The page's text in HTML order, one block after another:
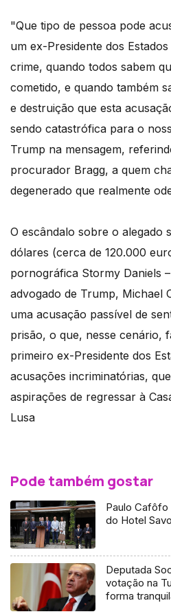
"Que tipo de pessoa pode
um ex-Presidente dos
crime, quando todos sabem
cometido, e quando também
e destruição que esta
sendo catastrófica para o
Trump na mensagem,
procurador Bragg, a quem
degenerado que realmente
O escândalo sobre o alegado
dólares (cerca de 120.000
pornográfica Stormy Daniels
advogado de Trump, Michael
uma acusação passível de
prisão, o que, nesse cenário,
primeiro ex-Presidente dos
acusações incriminatórias,
aspirações de regressar à
Lusa
Pode também gostar
Paulo
do Hotel
Deputada
votação na
forma